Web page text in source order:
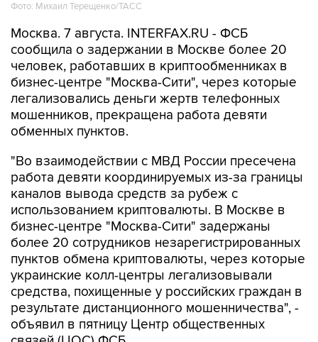
Фото: Михаил Терещенко/ТАСС
Москва. 7 августа. INTERFAX.RU - ФСБ
сообщила о задержании в Москве более 20
человек, работавших в криптообменниках в
бизнес-центре "Москва-Сити", через которые
легализовались деньги жертв телефонных
мошенников, прекращена работа девяти
обменных пунктов.
"Во взаимодействии с МВД России пресечена
работа девяти координируемых из-за границы
каналов вывода средств за рубеж с
использованием криптовалюты. В Москве в
бизнес-центре "Москва-Сити" задержаны
более 20 сотрудников незарегистрированных
пунктов обмена криптовалюты, через которые
украинские колл-центры легализовывали
средства, похищенные у российских граждан в
результате дистанционного мошенничества", -
объявил в пятницу Центр общественных